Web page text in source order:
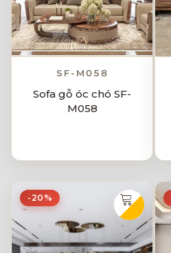
SF-M058
Sofa gỗ óc chó SF-
M058
-20%